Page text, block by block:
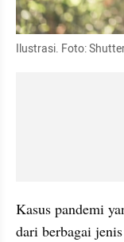
Ilustrasi. Foto:
Kasus pandemi
dari berbagai